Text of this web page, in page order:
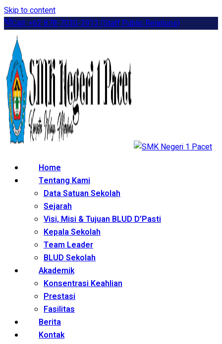
Skip to content
Call: +62 878-7030-3913 (Staff Public Relations)
Home
Tentang Kami
Data Satuan Sekolah
Sejarah
Visi, Misi & Tujuan BLUD D’Pasti
Kepala Sekolah
Team Leader
BLUD Sekolah
Akademik
Konsentrasi Keahlian
Prestasi
Fasilitas
Berita
Kontak